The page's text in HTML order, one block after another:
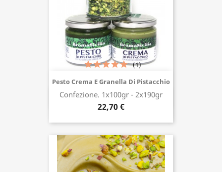
Pesto Crema E Granella Di Pistacchio
Confezione. 1x100gr - 2x190gr
22,70 €
(1)
Acquista ora